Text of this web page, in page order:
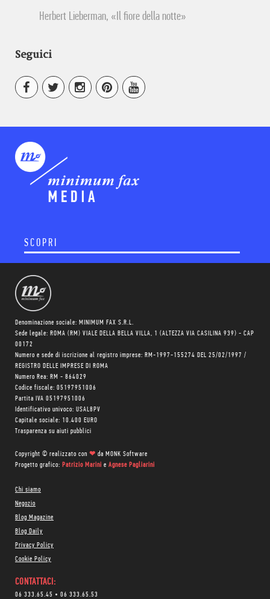
Herbert Lieberman, «Il fiore della notte»
Seguici
SCOPRI
Denominazione sociale: MINIMUM FAX S.R.L.
Sede legale: ROMA (RM) VIALE DELLA BELLA VILLA, 1 (ALTEZZA VIA CASILINA 939) - CAP
00172
Numero e sede di iscrizione al registro imprese: RM-1997-155274 DEL 25/02/1997 /
REGISTRO DELLE IMPRESE DI ROMA
Numero Rea: RM - 864029
Codice fiscale: 05197951006
Partita IVA 05197951006
Identificativo univoco: USAL8PV
Capitale sociale: 10.400 EURO
Trasparenza su aiuti pubblici
Copyright © realizzato con ❤ da MONK Software
Progetto grafico: Patrizio Marini e Agnese Pagliarini
Chi siamo
Negozio
Blog Magazine
Blog Daily
Privacy Policy
Cookie Policy
CONTATTACI:
06 333.65.45 • 06 333.65.53